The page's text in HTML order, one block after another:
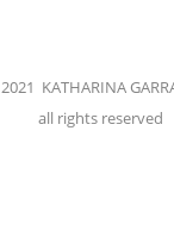
2021 KATHARINA
all rights reserved